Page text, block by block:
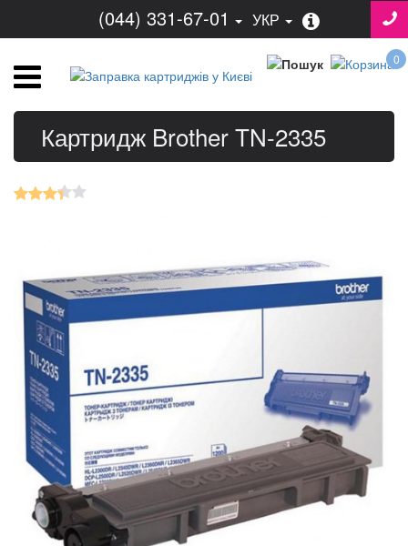
(044) 331-67-01 УКР
0
Картридж Brother TN-2335